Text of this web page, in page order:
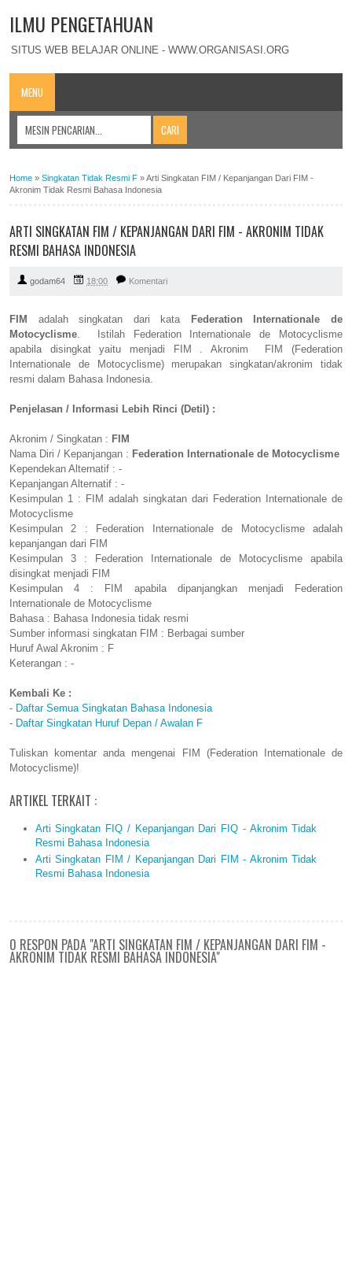
ILMU PENGETAHUAN
SITUS WEB BELAJAR ONLINE - WWW.ORGANISASI.ORG
MENU
Home » Singkatan Tidak Resmi F »Arti Singkatan FIM / Kepanjangan Dari FIM -
Akronim Tidak Resmi Bahasa Indonesia
ARTI SINGKATAN FIM / KEPANJANGAN DARI FIM - AKRONIM TIDAK
RESMI BAHASA INDONESIA
godam64 18:00 Komentari
FIM adalah singkatan dari kata
Federation Internationale de
Motocyclisme. Istilah Federation Internationale de Motocyclisme
apabila disingkat yaitu menjadi FIM . Akronim FIM (Federation
Internationale de Motocyclisme) merupakan singkatan/akronim tidak
resmi dalam Bahasa Indonesia.
Penjelasan / Informasi Lebih Rinci (Detil) :
Akronim / Singkatan : FIM
Nama Diri / Kepanjangan : Federation Internationale de Motocyclisme
Kependekan Alternatif : -
Kepanjangan Alternatif : -
Kesimpulan 1 : FIM adalah singkatan dari Federation Internationale de
Motocyclisme
Kesimpulan 2 : Federation Internationale de Motocyclisme adalah
kepanjangan dari FIM
Kesimpulan 3 : Federation Internationale de Motocyclisme apabila
disingkat menjadi FIM
Kesimpulan 4 : FIM apabila dipanjangkan menjadi Federation
Internationale de Motocyclisme
Bahasa : Bahasa Indonesia tidak resmi
Sumber informasi singkatan FIM : Berbagai sumber
Huruf Awal Akronim : F
Keterangan : -
Kembali Ke :
- Daftar Semua Singkatan Bahasa Indonesia
- Daftar Singkatan Huruf Depan / Awalan F
Tuliskan komentar anda mengenai FIM (Federation Internationale de
Motocyclisme)!
ARTIKEL TERKAIT :
Arti Singkatan FIQ / Kepanjangan Dari FIQ - Akronim Tidak
Resmi Bahasa Indonesia
Arti Singkatan FIM / Kepanjangan Dari FIM - Akronim Tidak
Resmi Bahasa Indonesia
0 RESPON PADA "ARTI SINGKATAN FIM / KEPANJANGAN DARI FIM -
AKRONIM TIDAK RESMI BAHASA INDONESIA"